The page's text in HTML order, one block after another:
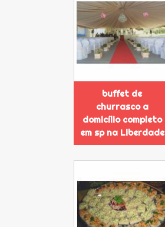
buffet de
churrasco a
domicílio completo
em sp na Liberdade